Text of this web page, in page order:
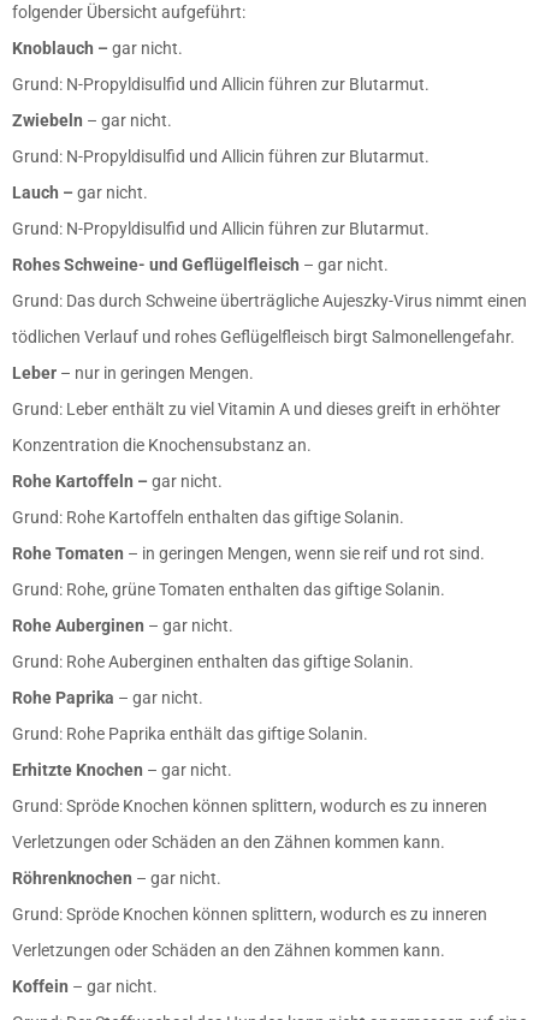
folgender Übersicht aufgeführt:
Knoblauch – gar nicht.
Grund: N-Propyldisulfid und Allicin führen zur Blutarmut.
Zwiebeln – gar nicht.
Grund: N-Propyldisulfid und Allicin führen zur Blutarmut.
Lauch – gar nicht.
Grund: N-Propyldisulfid und Allicin führen zur Blutarmut.
Rohes Schweine- und Geflügelfleisch – gar nicht.
Grund: Das durch Schweine überträgliche Aujeszky-Virus nimmt einen
tödlichen Verlauf und rohes Geflügelfleisch birgt Salmonellengefahr.
Leber – nur in geringen Mengen.
Grund: Leber enthält zu viel Vitamin A und dieses greift in erhöhter
Konzentration die Knochensubstanz an.
Rohe Kartoffeln – gar nicht.
Grund: Rohe Kartoffeln enthalten das giftige Solanin.
Rohe Tomaten – in geringen Mengen, wenn sie reif und rot sind.
Grund: Rohe, grüne Tomaten enthalten das giftige Solanin.
Rohe Auberginen – gar nicht.
Grund: Rohe Auberginen enthalten das giftige Solanin.
Rohe Paprika – gar nicht.
Grund: Rohe Paprika enthält das giftige Solanin.
Erhitzte Knochen – gar nicht.
Grund: Spröde Knochen können splittern, wodurch es zu inneren
Verletzungen oder Schäden an den Zähnen kommen kann.
Röhrenknochen – gar nicht.
Grund: Spröde Knochen können splittern, wodurch es zu inneren
Verletzungen oder Schäden an den Zähnen kommen kann.
Koffein – gar nicht.